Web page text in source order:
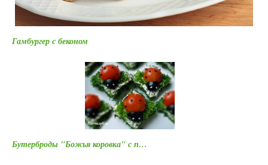
Гамбургер с беконом
Бутерброды "Божья коровка" с п…